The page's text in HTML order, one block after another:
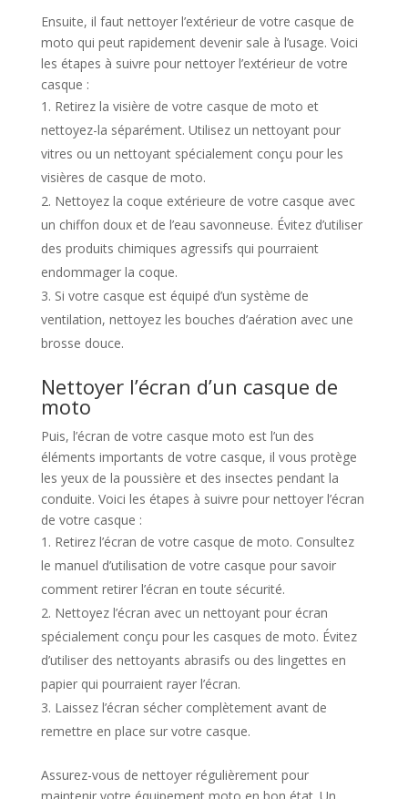
Ensuite, il faut nettoyer l’extérieur de votre casque de
moto qui peut rapidement devenir sale à l’usage. Voici
les étapes à suivre pour nettoyer l’extérieur de votre
casque :
Retirez la visière de votre casque de moto et
nettoyez-la séparément. Utilisez un nettoyant pour
vitres ou un nettoyant spécialement conçu pour les
visières de casque de moto.
Nettoyez la coque extérieure de votre casque avec
un chiffon doux et de l’eau savonneuse. Évitez d’utiliser
des produits chimiques agressifs qui pourraient
endommager la coque.
Si votre casque est équipé d’un système de
ventilation, nettoyez les bouches d’aération avec une
brosse douce.
Nettoyer l’écran d’un casque de
moto
Puis, l’écran de votre casque moto est l’un des
éléments importants de votre casque, il vous protège
les yeux de la poussière et des insectes pendant la
conduite. Voici les étapes à suivre pour nettoyer l’écran
de votre casque :
Retirez l’écran de votre casque de moto. Consultez
le manuel d’utilisation de votre casque pour savoir
comment retirer l’écran en toute sécurité.
Nettoyez l’écran avec un nettoyant pour écran
spécialement conçu pour les casques de moto. Évitez
d’utiliser des nettoyants abrasifs ou des lingettes en
papier qui pourraient rayer l’écran.
Laissez l’écran sécher complètement avant de
remettre en place sur votre casque.
Assurez-vous de nettoyer régulièrement pour